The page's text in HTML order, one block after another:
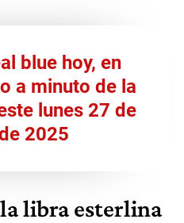
blue hoy, en
a minuto de la
lunes 27 de
2025
libra esterlina